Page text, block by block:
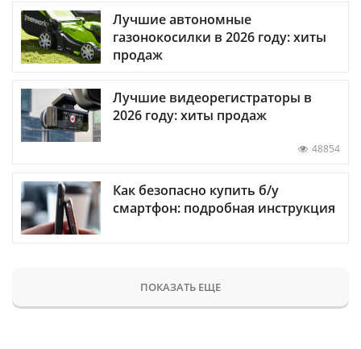
Лучшие автономные
газонокосилки в 2026 году: хиты
продаж
Лучшие видеорегистраторы в
2026 году: хиты продаж
48854
Как безопасно купить б/у
смартфон: подробная инструкция
ПОКАЗАТЬ ЕЩЕ